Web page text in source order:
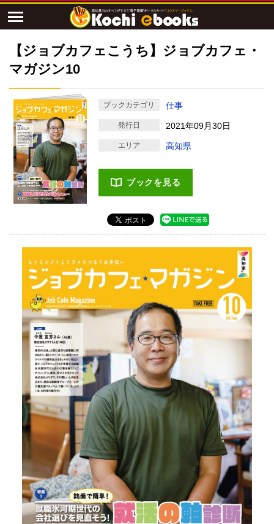
【ジョブカフェこうち】ジョブカフェ・
マガジン10
ブックカテゴリ 仕事
発行日 2021年09月30日
エリア 高知県
ブックを見る